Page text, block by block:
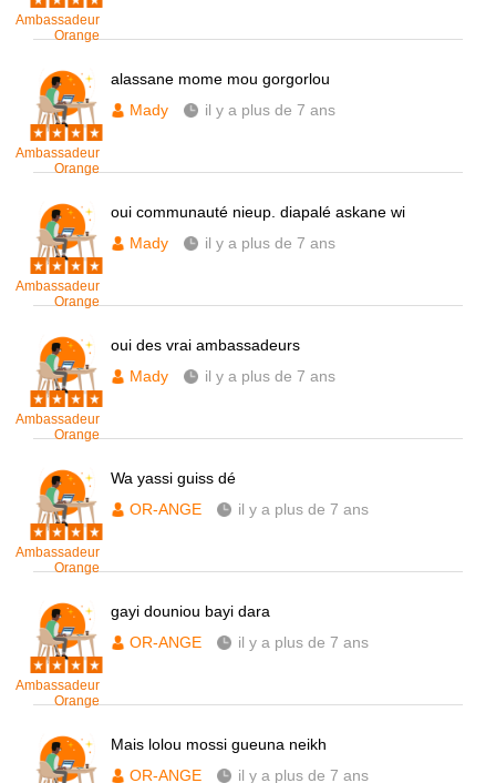
Ambassadeur
Orange
Ambassadeur
Orange
alassane mome mou gorgorlou
Mady
il y a plus de 7 ans
Ambassadeur
Orange
oui communauté nieup. diapalé askane wi
Mady
il y a plus de 7 ans
Ambassadeur
Orange
oui des vrai ambassadeurs
Mady
il y a plus de 7 ans
Ambassadeur
Orange
Wa yassi guiss dé
OR-ANGE
il y a plus de 7 ans
Ambassadeur
Orange
gayi douniou bayi dara
OR-ANGE
il y a plus de 7 ans
Mais lolou mossi gueuna neikh
OR-ANGE
il y a plus de 7 ans